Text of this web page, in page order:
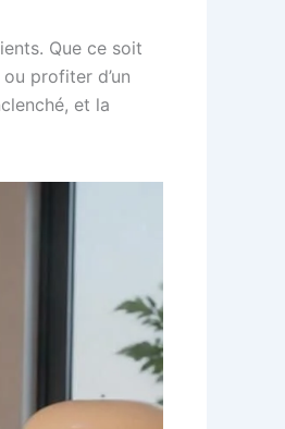
Que ce soit
profiter d’un
et la